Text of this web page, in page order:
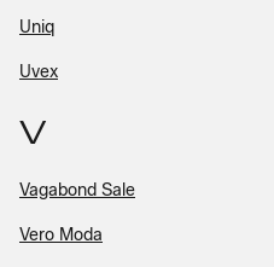
Uniq
Uvex
V
Vagabond Sale
Vero Moda